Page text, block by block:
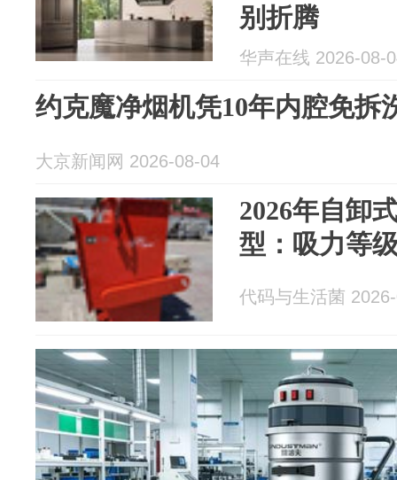
别折腾
华声在线 2026-08-
约克魔净烟机凭10年内腔免拆
大京新闻网 2026-08-04
2026年自卸
型：吸力等
代码与生活菌